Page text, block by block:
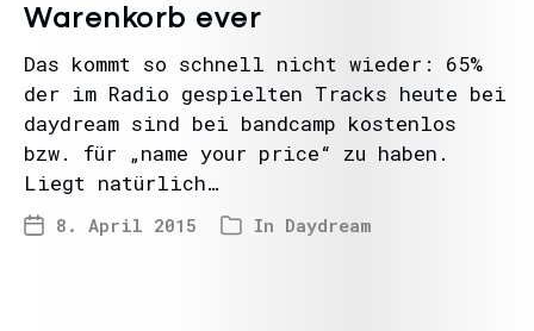
Warenkorb ever
Das kommt so schnell nicht wieder: 65%
der im Radio gespielten Tracks heute bei
daydream sind bei bandcamp kostenlos
bzw. für „name your price“ zu haben.
Liegt natürlich…
8. April 2015 In Daydream